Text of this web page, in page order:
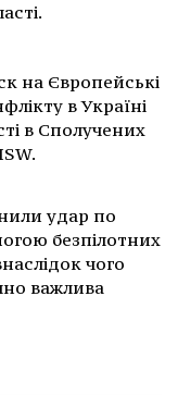
на Європейські
в Україні
в Сполучених
удар по
безпілотних
чого
важлива